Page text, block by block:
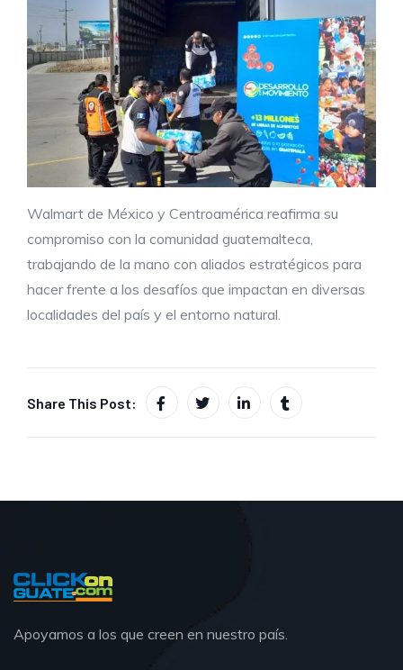
Walmart de México y Centroamérica reafirma su
compromiso con la comunidad guatemalteca,
trabajando de la mano con aliados estratégicos para
hacer frente a los desafíos que impactan en diversas
localidades del país y el entorno natural.
Share This Post:
Apoyamos a los que creen en nuestro país.